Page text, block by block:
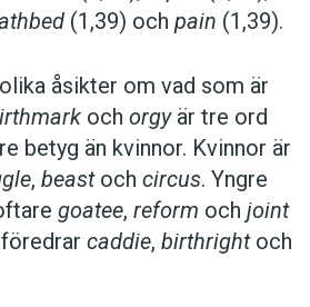
(1,39) och pain (1,39).
åsikter om vad som är
och orgyär tre ord
betyg än kvinnor. Kvinnor är
, beastoch circus. Yngre
goatee, reform och joint
caddie, birthrightoch